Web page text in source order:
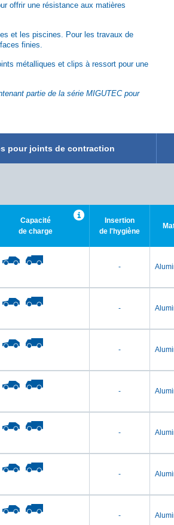
offrir une résistance aux matières
et les piscines. Pour les travaux de
finies.
métalliques et clips à ressort pour une
partie de la série MIGUTEC pour
pour joints de contraction
Capacité
de charge
Insertion
de l'hygiène
-
-
-
-
-
-
-